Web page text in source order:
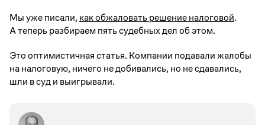
Мы уже писали, как обжаловать решение налоговой.
А теперь разбираем пять судебных дел об этом.
Это оптимистичная статья. Компании подавали жалобы
на налоговую, ничего не добивались, но не сдавались,
шли в суд и выигрывали.